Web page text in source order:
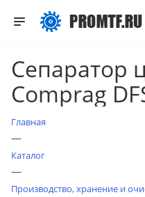
Сепаратор
Comprag
Главная
—
Каталог
—
Производство, хранение и